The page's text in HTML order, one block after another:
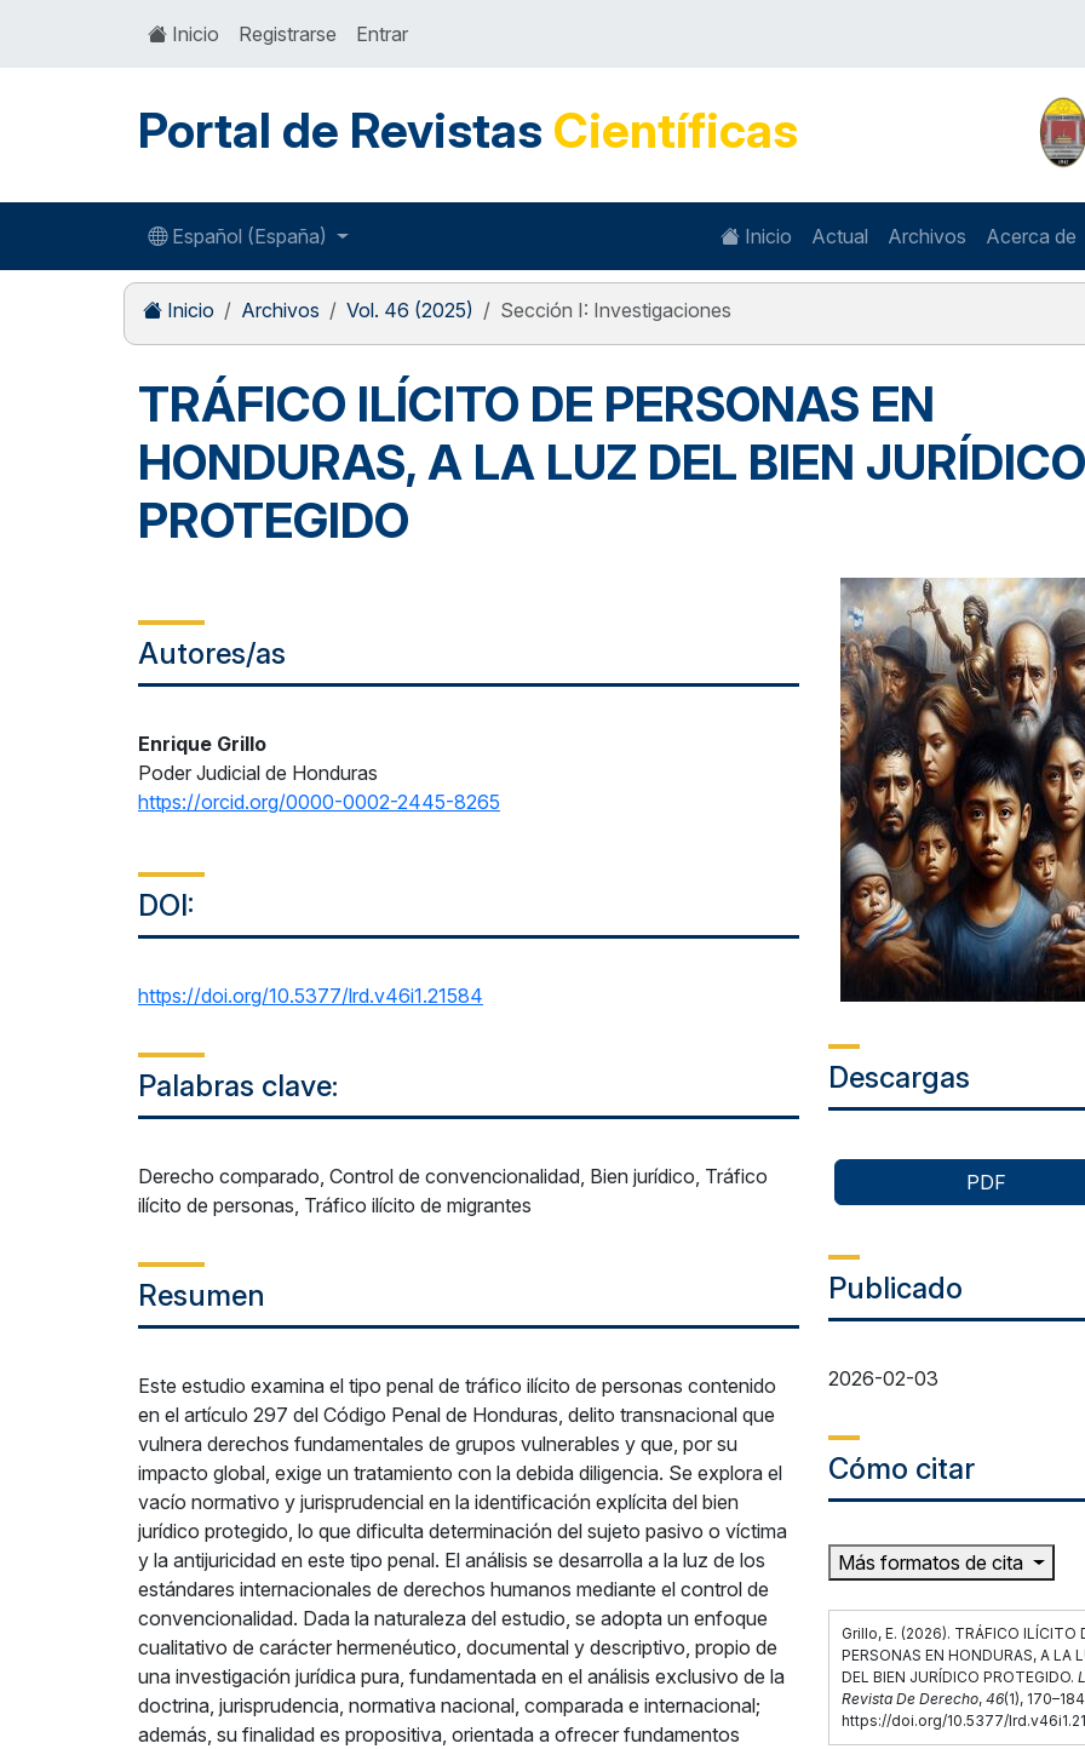
Inicio Registrarse Entrar
Portal de Revistas Científicas
Español (España) Inicio Actual Archivos Acerca de
Inicio Archivos Vol. 46 (2025) Sección I: Investigaciones
TRÁFICO ILÍCITO DE PERSONAS EN
HONDURAS, A LA LUZ DEL BIEN JURÍDICO
PROTEGIDO
Autores/as
Enrique Grillo
Poder Judicial de Honduras
https://orcid.org/0000-0002-2445-8265
DOI:
https://doi.org/10.5377/lrd.v46i1.21584
Palabras clave:
Derecho comparado, Control de convencionalidad, Bien jurídico, Tráfico
ilícito de personas, Tráfico ilícito de migrantes
Resumen
Este estudio examina el tipo penal de tráfico ilícito de personas contenido
en el artículo 297 del Código Penal de Honduras, delito transnacional que
vulnera derechos fundamentales de grupos vulnerables y que, por su
impacto global, exige un tratamiento con la debida diligencia. Se explora el
vacío normativo y jurisprudencial en la identificación explícita del bien
jurídico protegido, lo que dificulta determinación del sujeto pasivo o víctima
y la antijuricidad en este tipo penal. El análisis se desarrolla a la luz de los
estándares internacionales de derechos humanos mediante el control de
convencionalidad. Dada la naturaleza del estudio, se adopta un enfoque
cualitativo de carácter hermenéutico, documental y descriptivo, propio de
una investigación jurídica pura, fundamentada en el análisis exclusivo de la
doctrina, jurisprudencia, normativa nacional, comparada e internacional;
además, su finalidad es propositiva, orientada a ofrecer fundamentos
Descargas
PDF
Publicado
2026-02-03
Cómo citar
Más formatos de cita
Grillo, E. (2026). TRÁFICO ILÍCITO
PERSONAS EN HONDURAS, A LA
DEL BIEN JURÍDICO PROTEGIDO.
Revista De Derecho, 46(1),
https://doi.org/10.5377/